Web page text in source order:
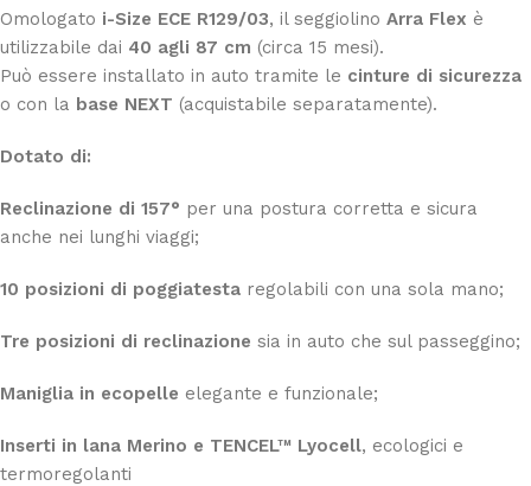
Omologato i-Size ECE R129/03, il seggiolino Arra Flex è
utilizzabile dai 40 agli 87 cm (circa 15 mesi).
Può essere installato in auto tramite le cinture di sicurezza
o con la base NEXT (acquistabile separatamente).
Dotato di:
Reclinazione di 157° per una postura corretta e sicura
anche nei lunghi viaggi;
10 posizioni di poggiatesta regolabili con una sola mano;
Tre posizioni di reclinazione sia in auto che sul passeggino;
Maniglia in ecopelle elegante e funzionale;
Inserti in lana Merino e TENCEL™ Lyocell, ecologici e
termoregolanti